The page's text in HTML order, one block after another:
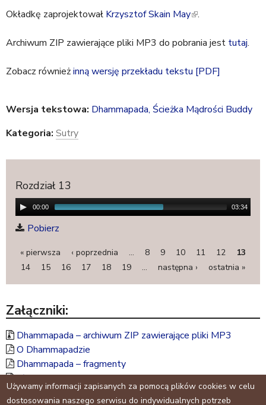
e
t
r
l
)
Okładkę zaprojektował Krzysztof Skain May(
i
k
e
e
a
l
.
Archiwum ZIP zawierające pliki MP3 do pobrania jest tutaj.
Zobacz równieżinną wersję przekładu tekstu [PDF]
Wersja tekstowa: Dhammapada, Ścieżka Mądrości Buddy
Kategoria: Sutry
Rozdział 13
00:00 03:34
Pobierz
o
n
y
« pierwsza ‹ poprzednia … 8 9 10 11 12
13
14
15 16 17 18 19 … następna › ostatnia »
Załączniki:
Dhammapada – archiwum ZIP zawierające pliki MP3
O Dhammapadzie
Dhammapada – fragmenty
Słowniczek do audio Dhammapady
Używamy informacji zapisanych za pomocą plików cookies w celu
dostosowania naszego serwisu do indywidualnych potrzeb